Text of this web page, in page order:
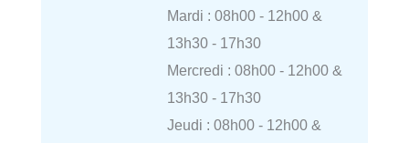
Mardi : 08h00 - 12h00 &
13h30 - 17h30
Mercredi : 08h00 - 12h00 &
13h30 - 17h30
Jeudi : 08h00 - 12h00 &